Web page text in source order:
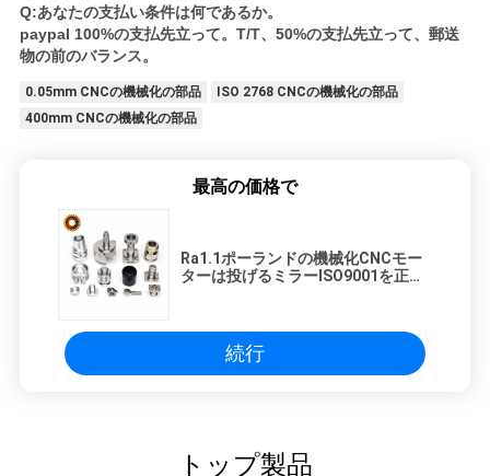
Q:あなたの支払い条件は何であるか。
paypal 100%の支払先立って。T/T、50%の支払先立って、郵送
物の前のバランス。
0.05mm CNCの機械化の部品
ISO 2768 CNCの機械化の部品
400mm CNCの機械化の部品
最高の価格で
Ra1.1ポーランドの機械化CNCモー
ターは投げるミラーISO9001を正常
続行
トップ製品